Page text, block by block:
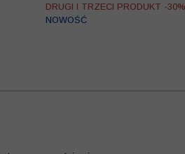
DRUGI I TRZECI PRODUKT -30%
NOWOŚĆ